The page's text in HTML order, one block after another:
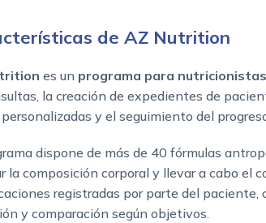
de AZ Nutrition
es un programa para nutricionistas
la creación de expedientes de
y el seguimiento del
dispone de más de 40 fórmulas
la composición corporal y llevar a cabo el
registradas por parte del paciente,
y comparación según objetivos.